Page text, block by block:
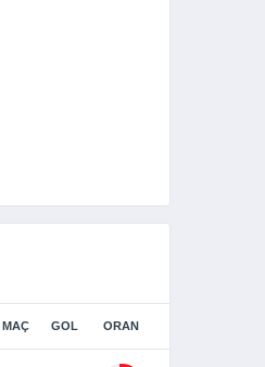
MAÇ GOL ORAN